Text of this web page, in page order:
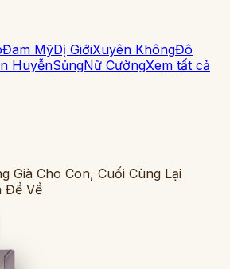
Đam MỹDị GiớiXuyên KhôngĐô
HuyễnSủngNữ CườngXem tất cả
Già Cho Con, Cuối Cùng Lại
Để Về